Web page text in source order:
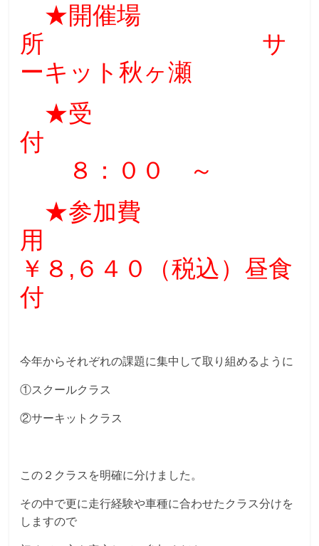
★開催場
所 サ
ーキット秋ヶ瀬
★受
付
８：００ ～
★参加費
用
￥８,６４０（税込）昼食
付
今年からそれぞれの課題に集中して取り組めるように
①スクールクラス
②サーキットクラス
この２クラスを明確に分けました。
その中で更に走行経験や車種に合わせたクラス分けを
しますので